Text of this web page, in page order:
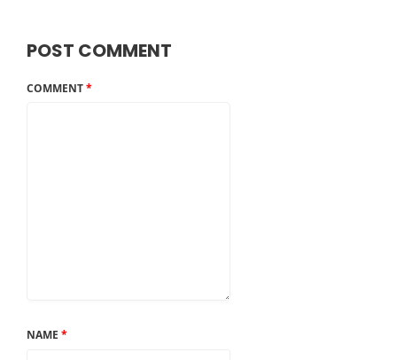
POST COMMENT
COMMENT*
NAME *